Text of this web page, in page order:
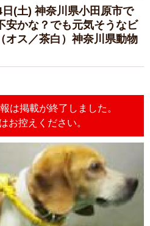
日(土) 神奈川県小田原市で
安かな？でも元気そうなビ
オス／茶白）神奈川県動物
は掲載が終了しました。
お控えください。